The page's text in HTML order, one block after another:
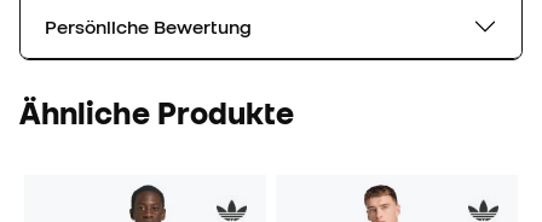
Persönliche Bewertung
Ähnliche Produkte